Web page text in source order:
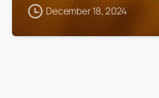
December 18, 2024